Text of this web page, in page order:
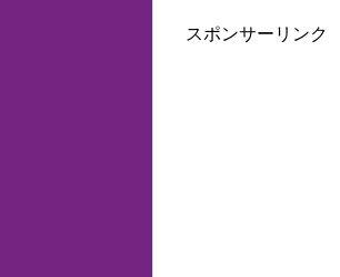
スポンサーリンク